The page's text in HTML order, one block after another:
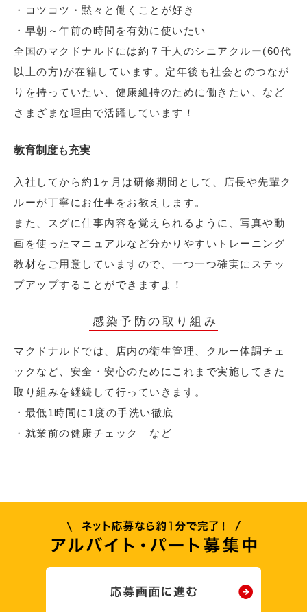
・コツコツ・黙々と働くことが好き
・早朝～午前の時間を有効に使いたい
全国のマクドナルドには約７千人のシニアクルー(60代
以上の方)が在籍しています。定年後も社会とのつなが
りを持っていたい、健康維持のために働きたい、など
さまざまな理由で活躍しています！
教育制度も充実
入社してから約1ヶ月は研修期間として、店長や先輩ク
ルーが丁寧にお仕事をお教えします。
また、スグに仕事内容を覚えられるように、写真や動
画を使ったマニュアルなど分かりやすいトレーニング
教材をご用意していますので、一つ一つ確実にステッ
プアップすることができますよ！
感染予防の取り組み
マクドナルドでは、店内の衛生管理、クルー体調チェ
ックなど、安全・安心のためにこれまで実施してきた
取り組みを継続して行っていきます。
・最低1時間に1度の手洗い徹底
・就業前の健康チェック など